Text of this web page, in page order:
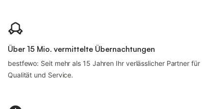
Über 15 Mio. vermittelte Übernachtungen
bestfewo: Seit mehr als 15 Jahren Ihr verlässlicher Partner für
Qualität und Service.